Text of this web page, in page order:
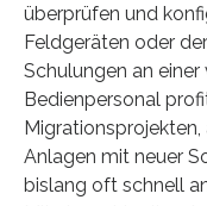
überprüfen und
Feldgeräten oder
Schulungen an
Bedienpersonal
Anlagen mit neuer
bislang oft schnell